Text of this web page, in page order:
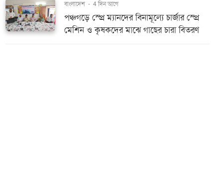
বাংলাদেশ - 4 দিন আগে
পঞ্চগড়ে স্প্রে ম্যানদের বিনামূল্যে চার্জার স্প্রে
মেশিন ও কৃষকদের মাঝে গাছের চারা বিতরণ